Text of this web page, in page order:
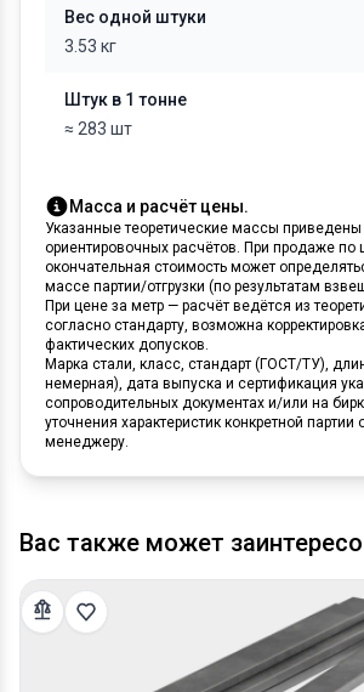
Вес одной штуки
3.53 кг
Штук в 1 тонне
≈ 283 шт
Масса и расчёт цены.
Указанные теоретические массы
ориентировочных расчётов. При продаже по
окончательная стоимость может
массе партии/отгрузки (по результатам
При цене за метр — расчёт ведётся из
согласно стандарту, возможна
фактических допусков.
Марка стали, класс, стандарт (ГОСТ/ТУ),
немерная), дата выпуска и сертификация
сопроводительных документах и/или на
уточнения характеристик конкретной партии
менеджеру.
Вас также может